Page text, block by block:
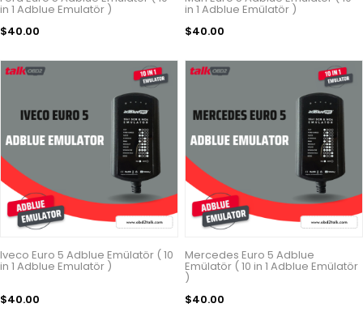
in 1 Adblue Emulatör )
$40.00
in 1 Adblue Emülatör )
$40.00
Iveco Euro 5 Adblue Emülatör ( 10
in 1 Adblue Emulatör )
$40.00
Mercedes Euro 5 Adblue
Emülatör ( 10 in 1 Adblue Emülatör
)
$40.00